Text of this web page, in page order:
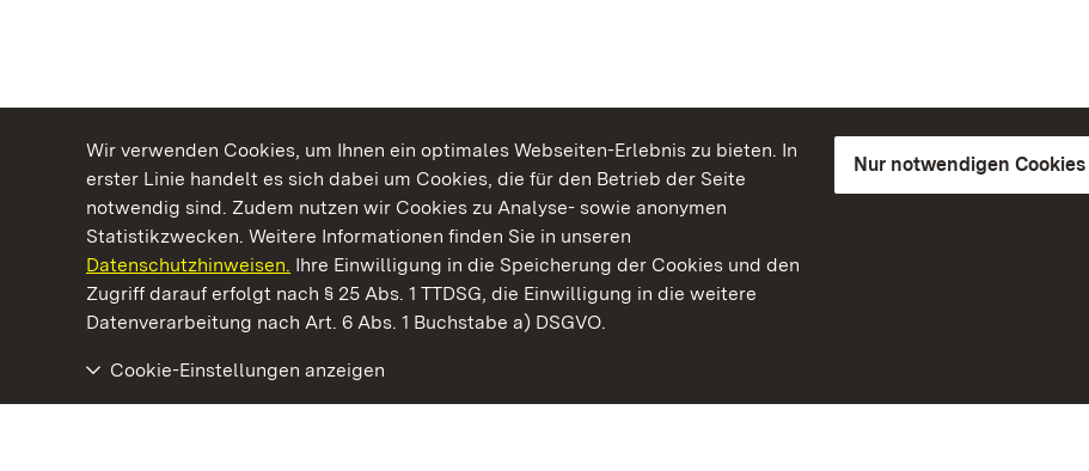
Wir verwenden Cookies, um Ihnen ein optimales Webseiten-Erlebnis zu bieten. In
erster Linie handelt es sich dabei um Cookies, die für den Betrieb der Seite
notwendig sind. Zudem nutzen wir Cookies zu Analyse- sowie anonymen
Statistikzwecken. Weitere Informationen finden Sie in unseren
Datenschutzhinweisen. Ihre Einwilligung in die Speicherung der Cookies und den
Zugriff darauf erfolgt nach § 25 Abs. 1 TTDSG, die Einwilligung in die weitere
Datenverarbeitung nach Art. 6 Abs. 1 Buchstabe a) DSGVO.
Nur notwendigen
Cookie-Einstellungen anzeigen
Kommen. Staunen. Genießen.